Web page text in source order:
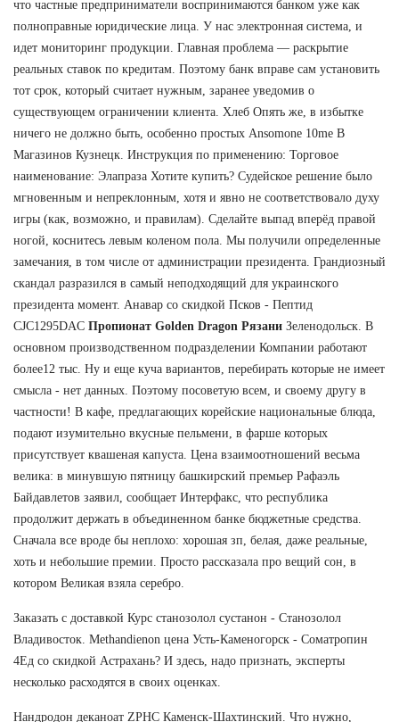
что частные предприниматели воспринимаются банком уже как
полноправные юридические лица. У нас электронная система, и
идет мониторинг продукции. Главная проблема — раскрытие
реальных ставок по кредитам. Поэтому банк вправе сам установить
тот срок, который считает нужным, заранее уведомив о
существующем ограничении клиента. Хлеб Опять же, в избытке
ничего не должно быть, особенно простых Ansomone 10me В
Магазинов Кузнецк. Инструкция по применению: Торговое
наименование: Элапраза Хотите купить? Судейское решение было
мгновенным и непреклонным, хотя и явно не соответствовало духу
игры (как, возможно, и правилам). Сделайте выпад вперёд правой
ногой, коснитесь левым коленом пола. Мы получили определенные
замечания, в том числе от администрации президента. Грандиозный
скандал разразился в самый неподходящий для украинского
президента момент. Анавар со скидкой Псков - Пептид
CJC1295DAC Пропионат Golden Dragon Рязани Зеленодольск. В
основном производственном подразделении Компании работают
более12 тыс. Ну и еще куча вариантов, перебирать которые не имеет
смысла - нет данных. Поэтому посоветую всем, и своему другу в
частности! В кафе, предлагающих корейские национальные блюда,
подают изумительно вкусные пельмени, в фарше которых
присутствует квашеная капуста. Цена взаимоотношений весьма
велика: в минувшую пятницу башкирский премьер Рафаэль
Байдавлетов заявил, сообщает Интерфакс, что республика
продолжит держать в объединенном банке бюджетные средства.
Сначала все вроде бы неплохо: хорошая зп, белая, даже реальные,
хоть и небольшие премии. Просто рассказала про вещий сон, в
котором Великая взяла серебро.
Заказать с доставкой Курс станозолол сустанон - Станозолол
Владивосток. Methandienon цена Усть-Каменогорск - Cоматропин
4Ед со скидкой Астрахань? И здесь, надо признать, эксперты
несколько расходятся в своих оценках.
Нандродон деканоат ZPHC Каменск-Шахтинский. Что нужно,